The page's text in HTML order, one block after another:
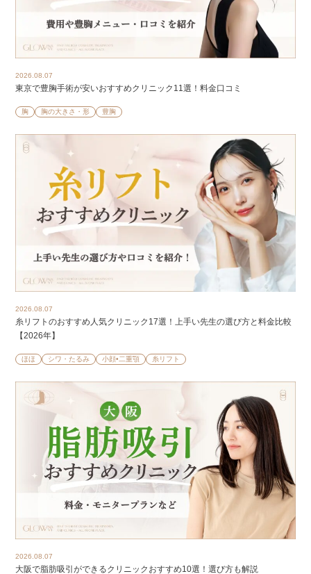
2026.08.07
東京で豊胸手術が安いおすすめクリニック11選！料金口コミ
胸 胸の大きさ・形 豊胸
2026.08.07
糸リフトのおすすめ人気クリニック17選！上手い先生の選び方と料金比較
【2026年】
ほほ シワ・たるみ 小顔•二重顎 糸リフト
2026.08.07
大阪で脂肪吸引ができるクリニックおすすめ10選！選び方も解説